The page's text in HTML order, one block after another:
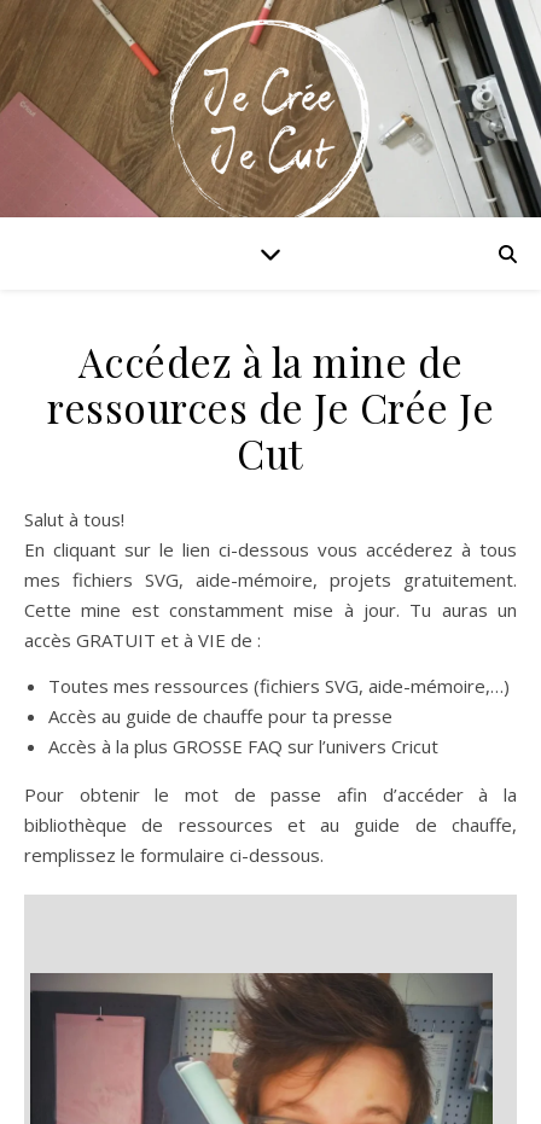
Accédez à la mine de
ressources de Je Crée Je
Cut
Salut à tous!
En cliquant sur le lien ci-dessous vous accéderez à tous
mes fichiers SVG, aide-mémoire, projets gratuitement.
Cette mine est constamment mise à jour. Tu auras un
accès GRATUIT et à VIE de :
Toutes mes ressources (fichiers SVG, aide-mémoire,…)
Accès au guide de chauffe pour ta presse
Accès à la plus GROSSE FAQ sur l’univers Cricut
Pour obtenir le mot de passe afin d’accéder à la
bibliothèque de ressources et au guide de chauffe,
remplissez le formulaire ci-dessous.